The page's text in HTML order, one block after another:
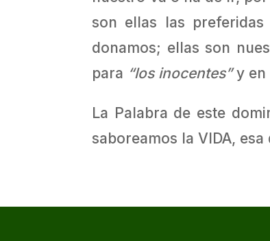
son ellas las
donamos; ellas son
para “los inocentes”y en
La Palabra de este
saboreamos la VIDA,